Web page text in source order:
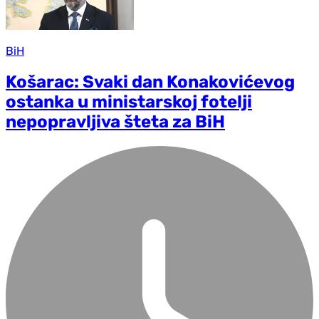
BiH
Košarac: Svaki dan Konakovićevog
ostanka u ministarskoj fotelji
nepopravljiva šteta za BiH